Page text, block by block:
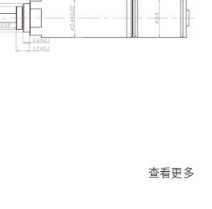
查看更多